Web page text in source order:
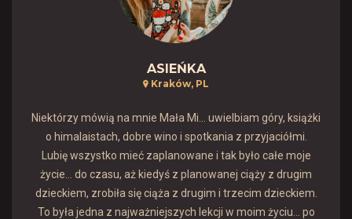
ASIEŃKA
Kraków, PL
Niektórzy mówią na mnie Mała Mi... uwielbiam góry, książki
o himalaistach, dobre wino i spotkania z przyjaciółmi.
Lubię wszystko mieć zaplanowane i tak było całe moje
życie… do czasu, aż kiedyś z planowanej ciąży z drugim
dzieckiem, zrobiła się ciąża z drugim i trzecim dzieckiem.
To była jedna z najważniejszych lekcji w moim życiu... po